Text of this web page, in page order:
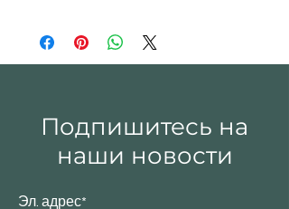
Подпишитесь на
наши новости
Эл. адрес*